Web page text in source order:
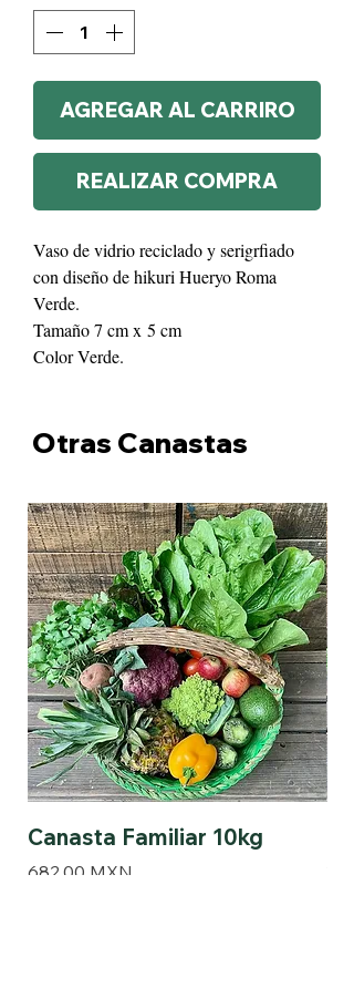
AGREGAR AL CARRIRO
REALIZAR COMPRA
Vaso de vidrio reciclado y serigrfiado
con diseño de hikuri Hueryo Roma
Verde.
Tamaño 7 cm x 5 cm
Color Verde.
Otras Canastas
Canasta Familiar 10kg
Precio
682,00 MXN